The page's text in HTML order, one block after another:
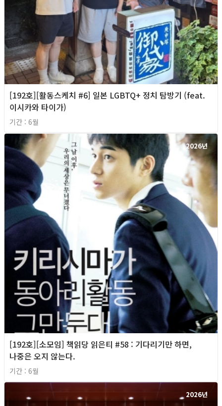
[192호][활동스케치 #6] 일본 LGBTQ+ 정치 탐방기 (feat.
이시카와 타이가)
기간 : 6월
2026년
[192호][소모임] 책읽당 읽은티 #58 : 기다리기만 하면,
나중은 오지 않는다.
기간 : 6월
2026년